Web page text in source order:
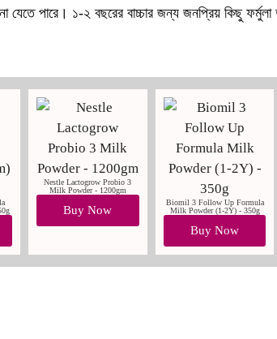
যেতে পারে। ১-২ বছরের বাচ্চার জন্য জনপ্রিয় কিছু
Nestle Lactogrow Probio 3
Milk Powder - 1200gm
Buy Now
Biomil 3 Follow Up Formula
Milk Powder (1-2Y) - 350g
Buy Now